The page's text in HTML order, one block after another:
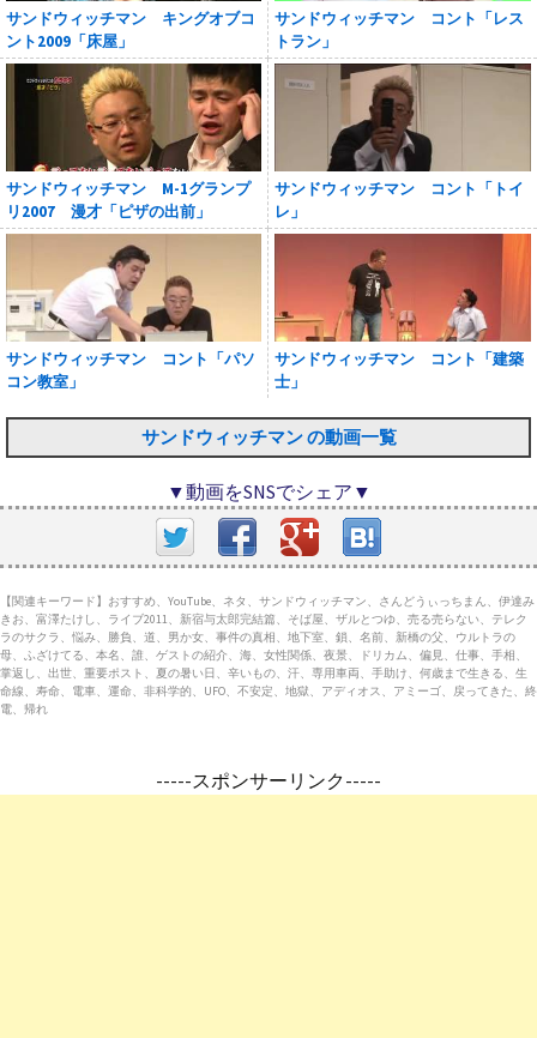
サンドウィッチマン キングオブコ
ント2009「床屋」
サンドウィッチマン コント「レス
トラン」
サンドウィッチマン M-1グランプ
リ2007 漫才「ピザの出前」
サンドウィッチマン コント「トイ
レ」
サンドウィッチマン コント「パソ
コン教室」
サンドウィッチマン コント「建築
士」
サンドウィッチマン の動画一覧
▼動画をSNSでシェア▼
【関連キーワード】おすすめ、YouTube、ネタ、サンドウィッチマン、さんどうぃっちまん、伊達み
きお、富澤たけし、ライブ2011、新宿与太郎完結篇、そば屋、ザルとつゆ、売る売らない、テレク
ラのサクラ、悩み、勝負、道、男か女、事件の真相、地下室、鎖、名前、新橋の父、ウルトラの
母、ふざけてる、本名、誰、ゲストの紹介、海、女性関係、夜景、ドリカム、偏見、仕事、手相、
掌返し、出世、重要ポスト、夏の暑い日、辛いもの、汗、専用車両、手助け、何歳まで生きる、生
命線、寿命、電車、運命、非科学的、UFO、不安定、地獄、アディオス、アミーゴ、戻ってきた、終
電、帰れ
-----スポンサーリンク-----